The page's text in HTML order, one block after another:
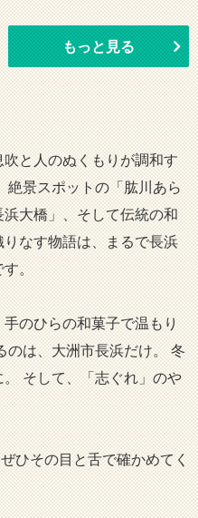
もっと見る
と人のぬくもりが調和す
絶景スポットの「肱川あら
大橋」、そして伝統の和
なす物語は、まるで長浜
。
のひらの和菓子で温もり
のは、大洲市長浜だけ。 冬
そして、「志ぐれ」のや
ひその目と舌で確かめてく